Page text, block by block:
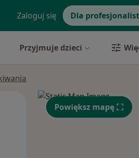
Zaloguj się Dla
Przyjmuje dzieci
Śr, Czw,
Powiększ mapę